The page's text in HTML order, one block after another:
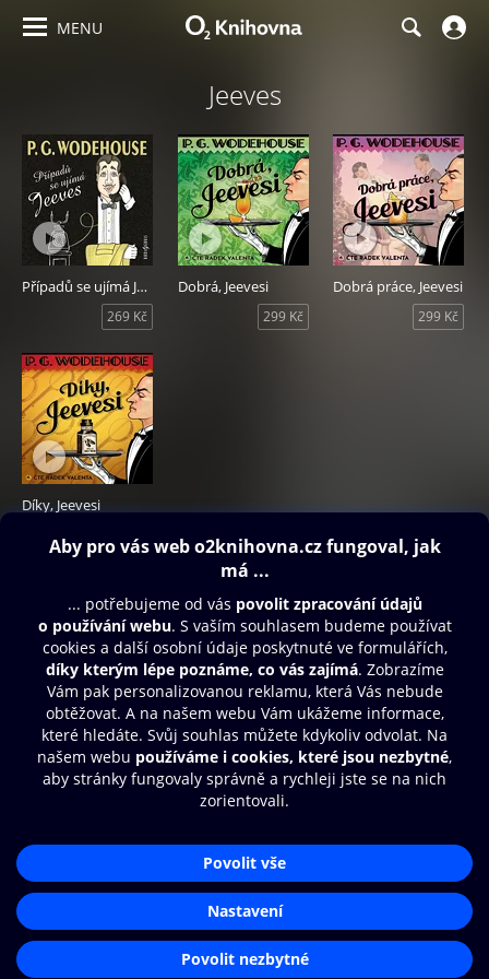
MENU
Jeeves
Případů se ujímá Jeeves
269 Kč
Dobrá, Jeevesi
299 Kč
Dobrá práce, Jeevesi
299 Kč
Díky, Jeevesi
299 Kč
Obsah ke stažení
Moje O2 Knihovna
Další zábava
© O2 Czech Republic a.s.
Přístupnost
Zásady zpracování osobních údajů
Nastavení cookies
Aplikace O2 Knihovna
Čti a poslouchej své e-knihy a
audioknihy rychleji a pohodlněji.